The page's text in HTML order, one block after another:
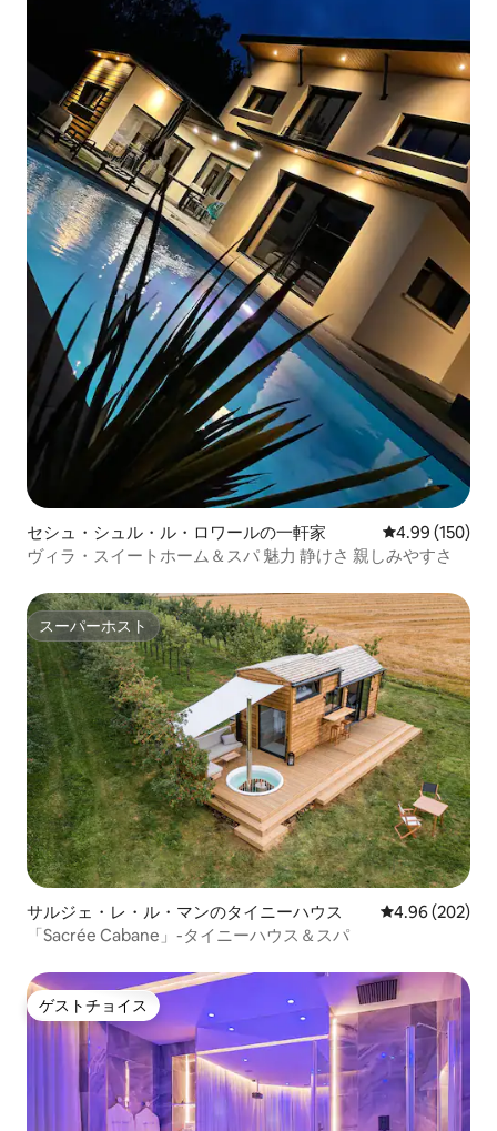
セシュ・シュル・ル・ロワールの一軒家 レビュー150
4.99 (150)
ヴィラ・スイートホーム＆スパ 魅力 静けさ 親しみやすさ
スーパーホスト
スーパーホスト
サルジェ・レ・ル・マンのタイニーハウス レビュー202
4.96 (202)
「Sacrée Cabane」-タイニーハウス＆スパ
ゲストチョイス
ゲストチョイス